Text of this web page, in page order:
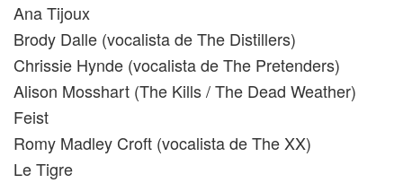
Ana Tijoux
Brody Dalle (vocalista de The Distillers)
Chrissie Hynde (vocalista de The Pretenders)
Alison Mosshart (The Kills / The Dead Weather)
Feist
Romy Madley Croft (vocalista de The XX)
Le Tigre